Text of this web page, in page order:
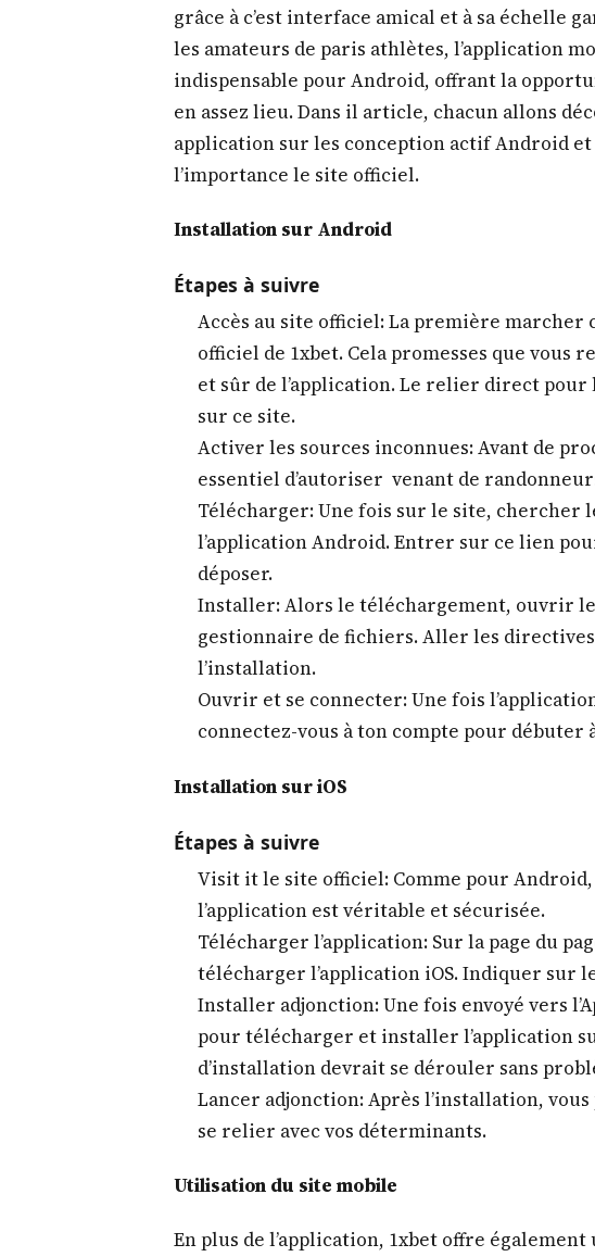
grâce à c’est interface amical et à sa échelle
les amateurs de paris athlètes, l’application
indispensable pour Android, offrant la
en assez lieu. Dans il article, chacun allons
application sur les conception actif Android
l’importance le site officiel.
Installation sur Android
Étapes à suivre
Accès au site officiel: La première marcher
officiel de 1xbet. Cela promesses que vous
et sûr de l’application. Le relier direct
sur ce site.
Activer les sources inconnues: Avant de
essentiel d’autoriser venant de
Télécharger: Une fois sur le site, chercher
l’application Android. Entrer sur ce lien
déposer.
Installer: Alors le téléchargement, ouvrir
gestionnaire de fichiers. Aller les
l’installation.
Ouvrir et se connecter: Une fois
connectez-vous à ton compte pour débuter
Installation sur iOS
Étapes à suivre
Visit it le site officiel: Comme pour
l’application est véritable et sécurisée.
Télécharger l’application: Sur la page du
télécharger l’application iOS. Indiquer sur
Installer adjonction: Une fois envoyé vers
pour télécharger et installer l’application
d’installation devrait se dérouler sans
Lancer adjonction: Après l’installation,
se relier avec vos déterminants.
Utilisation du site mobile
En plus de l’application, 1xbet offre